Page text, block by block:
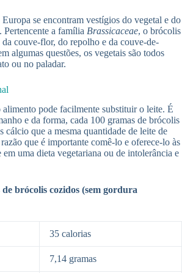
se encontram vestígios do vegetal e do
Pertencente a família Brassicaceae, o brócolis
couve-flor, do repolho e da couve-de-
algumas questões, os vegetais são todos
ou no paladar.
pode facilmente substituir o leite. É
e da forma, cada 100 gramas de brócolis
cálcio que a mesma quantidade de leite de
que é importante comê-lo e oferece-lo às
uma dieta vegetariana ou de intolerância e
brócolis cozidos (sem gordura
35 calorias
7,14 gramas